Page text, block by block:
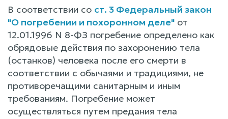
В соответствии со ст. 3 Федеральный закон
"О погребении и похоронном деле" от
12.01.1996 N 8-ФЗ погребение определено как
обрядовые действия по захоронению тела
(останков) человека после его смерти в
соответствии с обычаями и традициями, не
противоречащими санитарным и иным
требованиям. Погребение может
осуществляться путем предания тела